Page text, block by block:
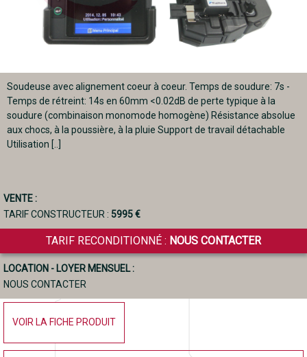
Soudeuse avec alignement coeur à coeur. Temps de soudure: 7s -
Temps de rétreint: 14s en 60mm <0.02dB de perte typique à la
soudure (combinaison monomode homogène) Résistance absolue
aux chocs, à la poussière, à la pluie Support de travail détachable
Utilisation [..]
VENTE :
TARIF CONSTRUCTEUR : 5995 €
TARIF RECONDITIONNÉ : NOUS CONTACTER
LOCATION - LOYER MENSUEL :
NOUS CONTACTER
VOIR LA FICHE PRODUIT